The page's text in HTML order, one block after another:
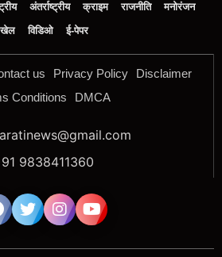
अंतर्राष्ट्रीय क्राइम राजनीति
मनोरंजन
खेल
विडिओ ई-पेपर
us Privacy Policy
Disclaimer
Conditions
DMCA
9838411360